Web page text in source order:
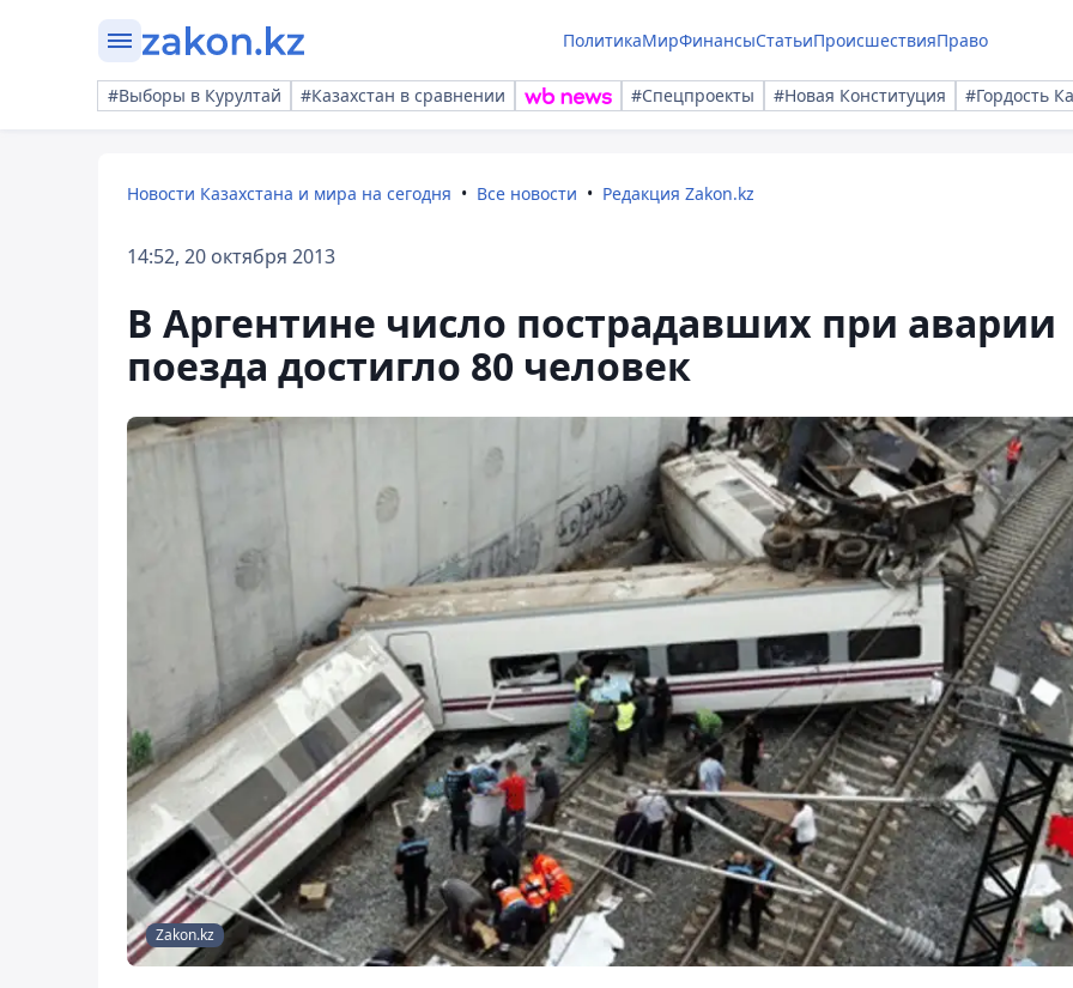
ПолитикаМирФинансыСтатьиПроисшествияПраво
#Выборы в Курултай #Казахстан в сравнении #Спецпроекты #Новая Конституция #Гордость
Новости Казахстана и мира на сегодня Все новости Редакция Zakon.kz
14:52, 20 октября 2013
В Аргентине число пострадавших при аварии
поезда достигло 80 человек
Zakon.kz